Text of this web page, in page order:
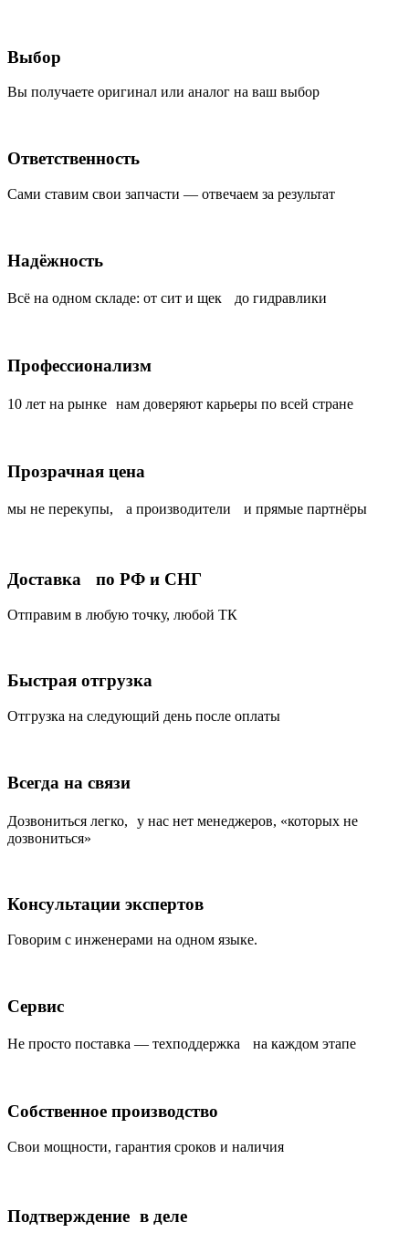
Выбор
Вы получаете оригинал или аналог на ваш выбор
Ответственность
Сами ставим свои запчасти — отвечаем за результат
Надёжность
Всё на одном складе: от сит и щек до гидравлики
Профессионализм
10 лет на рынке нам доверяют карьеры по всей стране
Прозрачная цена
мы не перекупы, а производители и прямые партнёры
Доставка по РФ и СНГ
Отправим в любую точку, любой ТК
Быстрая отгрузка
Отгрузка на следующий день после оплаты
Всегда на связи
Дозвониться легко, у нас нет менеджеров, «которых не
дозвониться»
Консультации экспертов
Говорим с инженерами на одном языке.
Сервис
Не просто поставка — техподдержка на каждом этапе
Собственное производство
Свои мощности, гарантия сроков и наличия
Подтверждение в деле